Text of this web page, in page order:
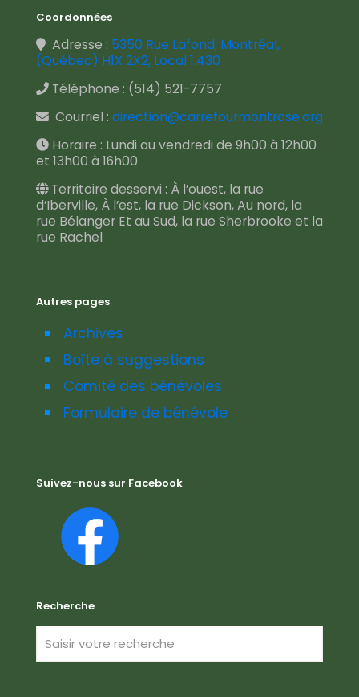
Coordonnées
Adresse : 5350 Rue Lafond, Montréal,
(Québec) H1X 2X2, Local 1.430
Téléphone : (514) 521-7757
Courriel : direction@carrefourmontrose.org
Horaire : Lundi au vendredi de 9h00 à 12h00
et 13h00 à 16h00
Territoire desservi : À l’ouest, la rue
d’Iberville, À l’est, la rue Dickson, Au nord, la
rue Bélanger Et au Sud, la rue Sherbrooke et la
rue Rachel
Autres pages
Archives
Boîte à suggestions
Comité des bénévoles
Formulaire de bénévole
Suivez-nous sur Facebook
Recherche